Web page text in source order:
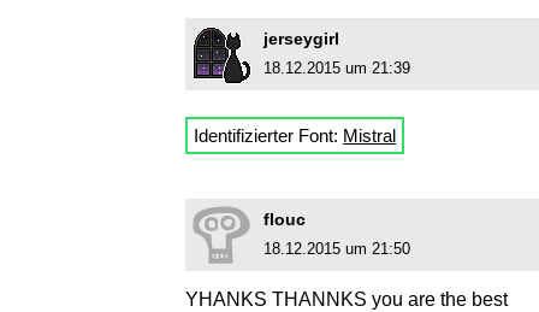
jerseygirl
18.12.2015 um 21:39
Identifizierter Font: Mistral
flouc
18.12.2015 um 21:50
YHANKS THANNKS you are the best